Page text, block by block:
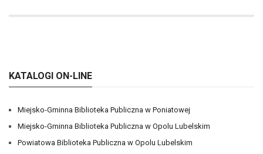
KATALOGI ON-LINE
Miejsko-Gminna Biblioteka Publiczna w Poniatowej
Miejsko-Gminna Biblioteka Publiczna w Opolu Lubelskim
Powiatowa Biblioteka Publiczna w Opolu Lubelskim